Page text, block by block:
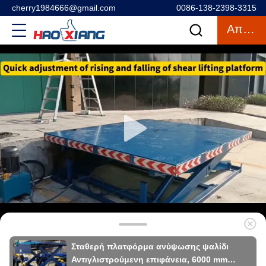
cherry1984666@gmail.com 0086-138-2398-3315
Απόσπασμα
Σταθερή πλατφόρμα ανύψωσης ψαλίδι
Αντιγλιστρούμενη επιφάνεια, 6000 mm